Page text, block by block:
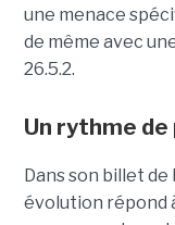
une menace
de même avec
26.5.2.
Un rythme
Dans son billet
évolution répond